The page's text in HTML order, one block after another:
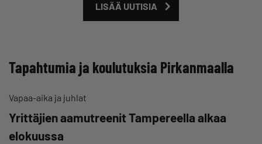
LISÄÄ UUTISIA
Tapahtumia ja koulutuksia Pirkanmaalla
Vapaa-aika ja juhlat
Yrittäjien aamutreenit Tampereella alkaa
elokuussa